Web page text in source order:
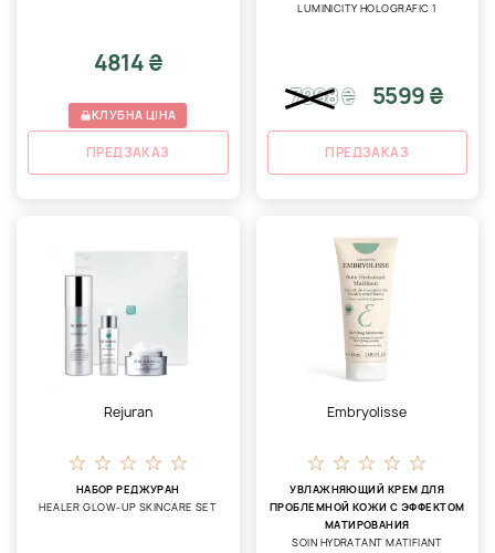
4814 ₴
КЛУБНА ЦІНА
ПРЕДЗАКАЗ
LUMINICITY HOLOGRAFIC 1
7998₴ 5599 ₴
ПРЕДЗАКАЗ
Rejuran
НАБОР РЕДЖУРАН
HEALER GLOW-UP SKINCARE SET
Embryolisse
УВЛАЖНЯЮЩИЙ КРЕМ ДЛЯ
ПРОБЛЕМНОЙ КОЖИ С ЭФФЕКТОМ
МАТИРОВАНИЯ
SOIN HYDRATANT MATIFIANT